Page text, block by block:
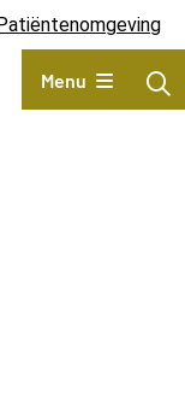
Hoofdmenu
Menu